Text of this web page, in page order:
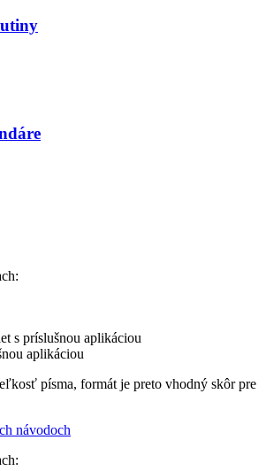
s príslušnou aplikáciou
aplikáciou
písma, formát je preto vhodný skôr pre
návodoch